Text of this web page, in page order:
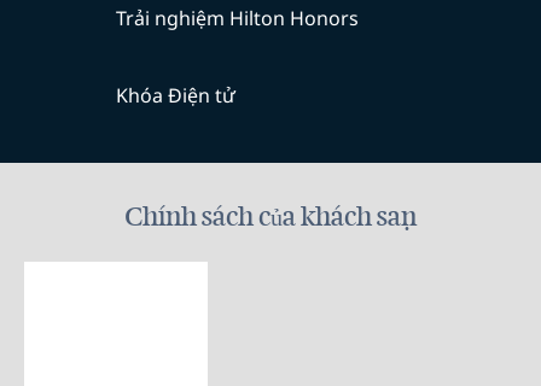
Trải nghiệm Hilton Honors
Khóa Điện tử
Chính sách của khách sạn